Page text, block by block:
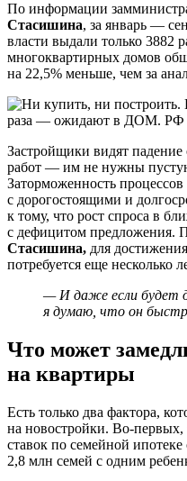
По информации
Стасишина, за январь —
власти выдали только 3882
многоквартирных домов
на 22,5% меньше, чем за
Застройщики видят
работ — им не нужны
Заторможенность
с дорогостоящими и
к тому, что рост спроса в
с дефицитом предложения.
Стасишина, для
потребуется еще несколько
— И даже если будет
я думаю, что он
Что может
на квартиры
Есть только два фактора,
на новостройки. Во-
ставок по семейной ипотеке
2,8 млн семей с одним